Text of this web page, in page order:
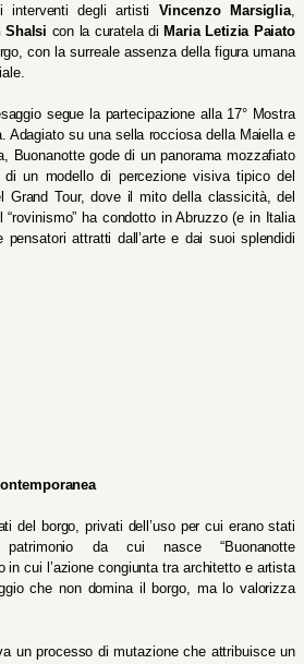
interventi degli artisti Vincenzo Marsiglia
Shalsi con la curatela di Maria Letizia Paiato
con la surreale assenza della figura umana
segue la partecipazione alla 17° Mostra
Adagiato su una sella rocciosa della Maiella e
Buonanotte gode di un panorama mozzafiato
un modello di percezione visiva tipico del
Grand Tour, dove il mito della classicità, del
ha condotto in Abruzzo (e in Italia
attratti dall’arte e dai suoi splendidi
del borgo, privati dell’uso per cui erano stati
da cui nasce “Buonanotte
in cui l’azione congiunta tra architetto e artista
che non domina il borgo, ma lo valorizza
un processo di mutazione che attribuisce un